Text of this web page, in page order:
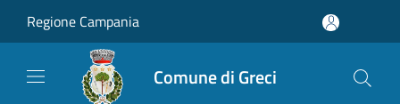
Regione Campania
Comune di Greci